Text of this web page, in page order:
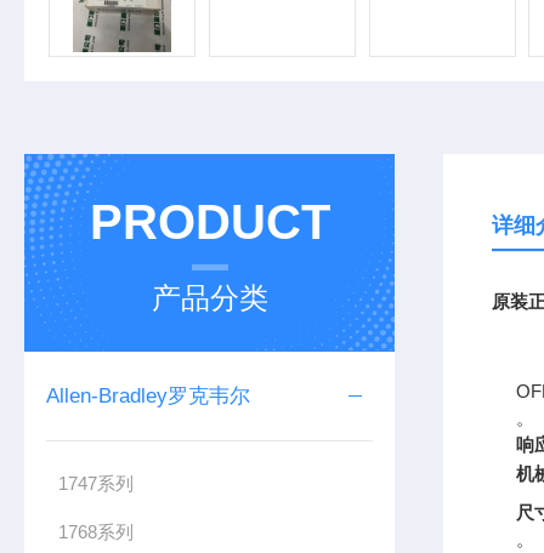
PRODUCT
产品分类
Allen-Bradley罗克韦尔
1747系列
1768系列
详细
原装
。
响
机
尺
。